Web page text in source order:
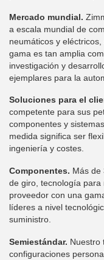
Mercado mundial.
a escala mundial de
neumáticos y
gama es tan amplia
investigación y
ejemplares para la
Soluciones para el
competente para sus
componentes y
medida significa ser
ingeniería y costes.
Componentes. Más de
de giro, tecnología para
proveedor con una
líderes a nivel
suministro.
Semiestándar. Nuestro
configuraciones